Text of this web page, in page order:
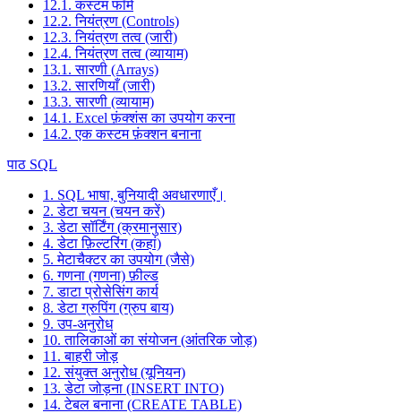
12.1. कस्टम फॉर्म
12.2. नियंत्रण (Controls)
12.3. नियंत्रण तत्व (जारी)
12.4. नियंत्रण तत्व (व्यायाम)
13.1. सारणी (Arrays)
13.2. सारणियाँ (जारी)
13.3. सारणी (व्यायाम)
14.1. Excel फ़ंक्शंस का उपयोग करना
14.2. एक कस्टम फ़ंक्शन बनाना
पाठ SQL
1. SQL भाषा, बुनियादी अवधारणाएँ।
2. डेटा चयन (चयन करें)
3. डेटा सॉर्टिंग (क्रमानुसार)
4. डेटा फ़िल्टरिंग (कहां)
5. मेटाचैक्टर का उपयोग (जैसे)
6. गणना (गणना) फ़ील्ड
7. डाटा प्रोसेसिंग कार्य
8. डेटा ग्रुपिंग (ग्रुप बाय)
9. उप-अनुरोध
10. तालिकाओं का संयोजन (आंतरिक जोड़)
11. बाहरी जोड़
12. संयुक्त अनुरोध (यूनियन)
13. डेटा जोड़ना (INSERT INTO)
14. टेबल बनाना (CREATE TABLE)